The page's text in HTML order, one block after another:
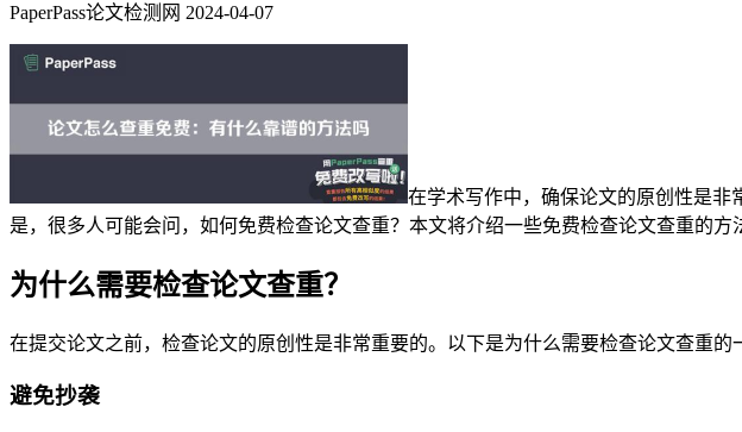
PaperPass论文检测网 2024-04-07
在学术写作中，确保论文的原创性是非
是，很多人可能会问，如何免费检查论文查重？本文将介绍一些免费检查论文查重的方
为什么需要检查论文查重？
在提交论文之前，检查论文的原创性是非常重要的。以下是为什么需要检查论文查重的
避免抄袭